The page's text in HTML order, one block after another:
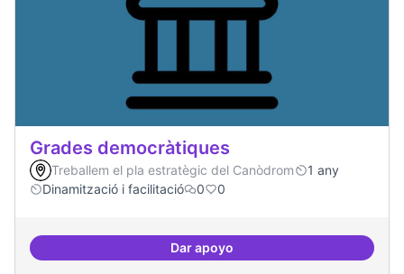
Grades democràtiques
Treballem el pla estratègic del Canòdrom
1 any
Dinamització i facilitació
0 0
Dar apoyoGrades democràtiques